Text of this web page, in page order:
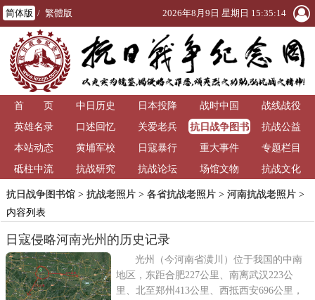
简体版 / 繁體版 2026年8月9日 星期日 15:35:14
首 页 中日历史 日本投降 战时中国
战线战役
英雄名录
口述回忆 关爱老兵
抗日战争图书
馆
抗战公益
本站动态
黄埔军校 日寇暴行 重大事件
专题栏目
砥柱中流
抗战研究 抗战论坛 场馆文物 抗战文化
抗日战争图书馆> 抗战老照片> 各省抗战老照片> 河南抗战老照片>
内容列表
日寇侵略河南光州的历史记录
光州（今河南省潢川）位于我国的中南
地区，东距合肥227公里、南离武汉223公
里、北至郑州413公里、西抵西安696公里，